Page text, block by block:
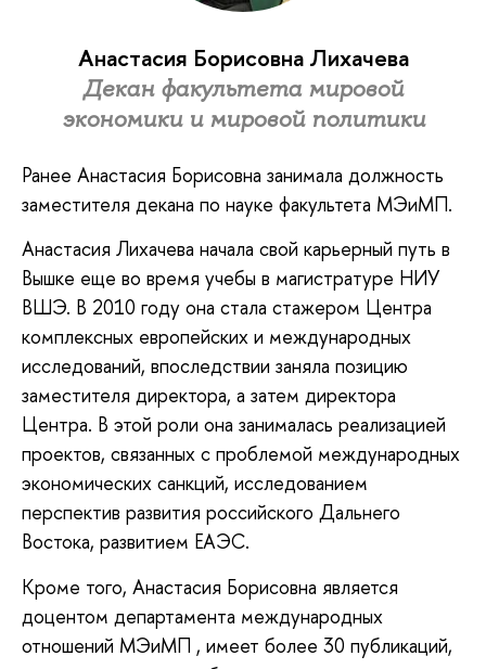
Анастасия Борисовна Лихачева
Декан факультета мировой
экономики и мировой политики
Ранее Анастасия Борисовна занимала должность
заместителя декана по науке факультета МЭиМП.
Анастасия Лихачева начала свой карьерный путь в
Вышке еще во время учебы в магистратуре НИУ
ВШЭ. В 2010 году она стала стажером Центра
комплексных европейских и международных
исследований, впоследствии заняла позицию
заместителя директора, а затем директора
Центра. В этой роли она занималась реализацией
проектов, связанных с проблемой международных
экономических санкций, исследованием
перспектив развития российского Дальнего
Востока, развитием ЕАЭС.
Кроме того, Анастасия Борисовна является
доцентом департамента международных
отношений МЭиМП , имеет более 30 публикаций,